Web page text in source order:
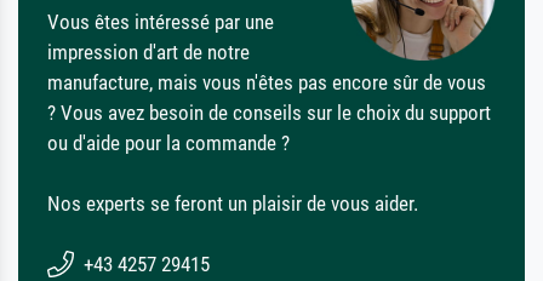
Vous êtes intéressé par une
impression d'art de notre
manufacture, mais vous n'êtes pas encore sûr de vous
? Vous avez besoin de conseils sur le choix du support
ou d'aide pour la commande ?
Nos experts se feront un plaisir de vous aider.
+43 4257 29415